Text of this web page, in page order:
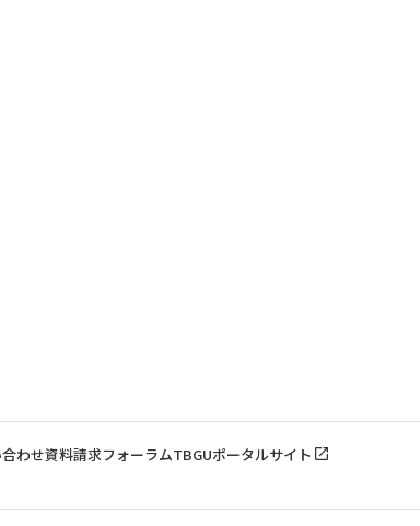
わせ資料請求フォーラムTBGUポータルサイト